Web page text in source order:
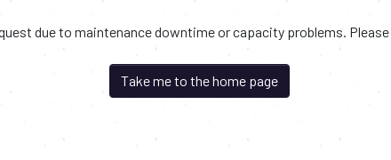
due to maintenance downtime or capacity problems. Please
Take me to the home page